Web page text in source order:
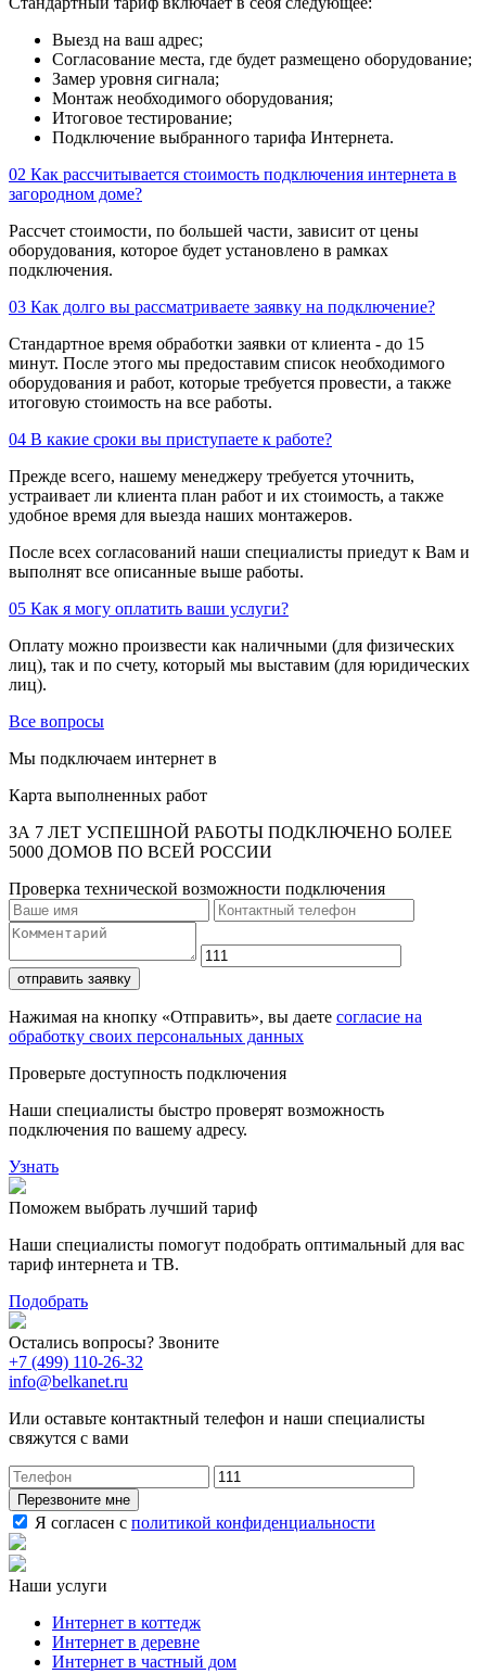
Выезд на ваш адрес;
Согласование места, где будет размещено оборудование;
Замер уровня сигнала;
Монтаж необходимого оборудования;
Итоговое тестирование;
Подключение выбранного тарифа Интернета.
02 Как рассчитывается стоимость подключения интернета в
загородном доме?
Рассчет стоимости, по большей части, зависит от цены
оборудования, которое будет установлено в рамках
подключения.
03 Как долго вы рассматриваете заявку на подключение?
Стандартное время обработки заявки от клиента - до 15
минут. После этого мы предоставим список необходимого
оборудования и работ, которые требуется провести, а также
итоговую стоимость на все работы.
04 В какие сроки вы приступаете к работе?
Прежде всего, нашему менеджеру требуется уточнить,
устраивает ли клиента план работ и их стоимость, а также
удобное время для выезда наших монтажеров.
После всех согласований наши специалисты приедут к Вам и
выполнят все описанные выше работы.
05 Как я могу оплатить ваши услуги?
Оплату можно произвести как наличными (для физических
лиц), так и по счету, который мы выставим (для юридических
лиц).
Все вопросы
Мы подключаем интернет в
Карта выполненных работ
ЗА 7 ЛЕТ УСПЕШНОЙ РАБОТЫ ПОДКЛЮЧЕНО БОЛЕЕ
5000 ДОМОВ ПО ВСЕЙ РОССИИ
Проверка технической возможности подключения
отправить заявку
Нажимая на кнопку «Отправить», вы даете согласие на
обработку своих персональных данных
Проверьте доступность подключения
Наши специалисты быстро проверят возможность
подключения по вашему адресу.
Узнать
Поможем выбрать лучший тариф
Наши специалисты помогут подобрать оптимальный для вас
тариф интернета и ТВ.
Подобрать
Остались вопросы? Звоните
+7 (499) 110-26-32
info@belkanet.ru
Или оставьте контактный телефон и наши специалисты
свяжутся с вами
Перезвоните мне
Я согласен с политикой конфиденциальности
Наши услуги
Интернет в коттедж
Интернет в деревне
Интернет в частный дом